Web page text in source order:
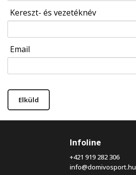
Kereszt- és vezetéknév
Email
Elküld
Infoline
+421 919 282 306
info@domivosport.hu